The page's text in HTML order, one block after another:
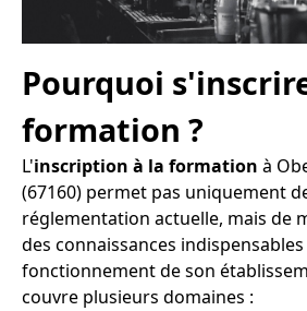
Pourquoi
formation ?
L'inscription à la formation à
(67160) permet pas uniquement
réglementation actuelle, mais de
des connaissances
fonctionnement de son
couvre plusieurs domaines :